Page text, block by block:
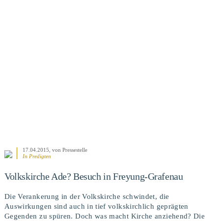
17.04.2015 , von Pressestelle
In Predigten
Volkskirche Ade? Besuch in Freyung-Grafenau
Die Verankerung in der Volkskirche schwindet, die
Auswirkungen sind auch in tief volkskirchlich geprägten
Gegenden zu spüren. Doch was macht Kirche anziehend? Die